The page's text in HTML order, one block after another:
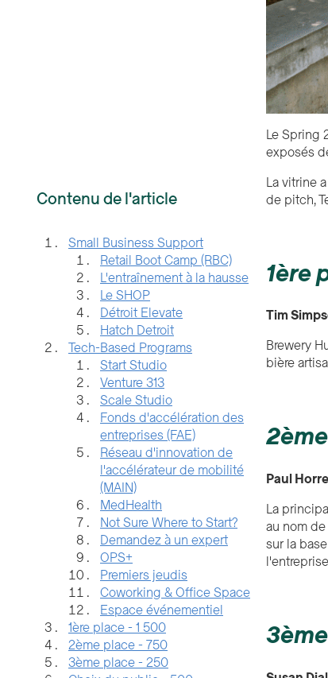
Contenu de l'article
Small Business Support
Retail Boot Camp (RBC)
L'entraînement à la hausse
Le SHOP
Détroit Elevate
Hatch Detroit
Tech-Based Programs
Start Studio
Venture 313
Scale Studio
Fonds d'accélération des
entreprises (FAE)
Réseau d'innovation de
l'accélérateur de mobilité
(MAIN)
MedHealth
Not Sure Where to Start?
Demandez à un expert
OPS+
Premiers jeudis
Coworking & Office Space
Espace événementiel
1ère place - 1 500
2ème place - 750
3ème place - 250
Le Spring
exposés
La vitrine
de pitch,
1ère
Tim
Brewery
bière
Paul
La
au nom
sur la